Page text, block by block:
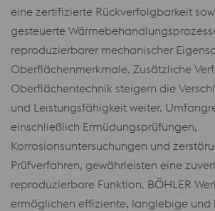
eine zertifizierte Rückverfolgbarkeit
gesteuerte
reproduzierbarer mechanischer
Oberflächenmerkmale. Zusätzliche
Oberflächentechnik steigern die
und Leistungsfähigkeit weiter.
einschließlich Ermüdungsprüfungen,
Korrosionsuntersuchungen und
Prüfverfahren, gewährleisten eine
reproduzierbare Funktion. BÖHLER
ermöglichen effiziente, langlebige und